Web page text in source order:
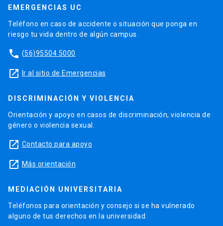
EMERGENCIAS UC
Teléfono en caso de accidente o situación que ponga en
riesgo tu vida dentro de algún campus.
phone (56)95504 5000
launch Ir al sitio de Emergencias
DISCRIMINACIÓN Y VIOLENCIA
Orientación y apoyo en casos de discriminación, violencia de
género o violencia sexual.
launch Contacto para apoyo
launch Más orientación
MEDIACIÓN UNIVERSITARIA
Teléfonos para orientación y consejo si se ha vulnerado
alguno de tus derechos en la universidad.